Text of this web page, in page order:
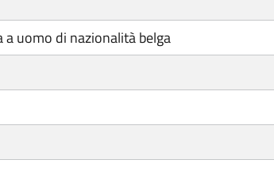
uomo di nazionalità belga